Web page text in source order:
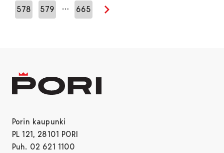
578 579 … 665
Seuraava sivu
Porin kaupunki
PL 121, 28101 PORI
Puh. 02 621 1100